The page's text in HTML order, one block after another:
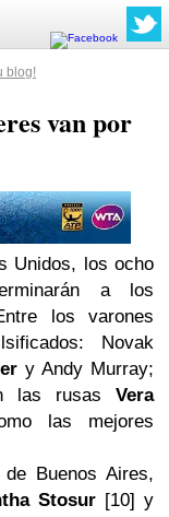
blog!
van por
Unidos, los ocho
a los
los varones
Novak
y Andy Murray;
las rusas Vera
las mejores
Buenos Aires,
Stosur[10] y